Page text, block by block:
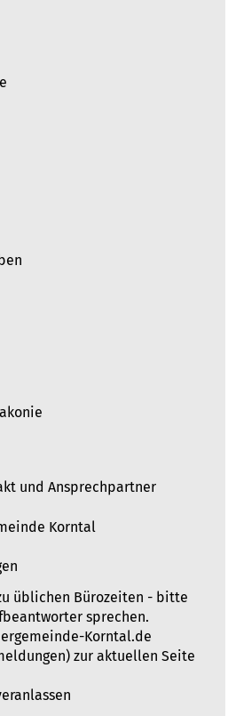
und Ansprechpartner
Korntal
üblichen Bürozeiten - bitte
sprechen.
Korntal.de
zur aktuellen Seite